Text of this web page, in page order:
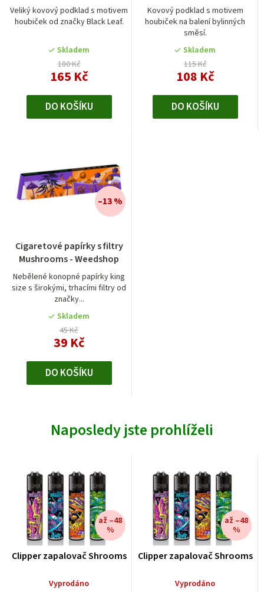
Veliký kovový podklad s motivem
houbiček od značky Black Leaf.
je
5,0
5
hvězdiček.
Skladem
180 Kč
165 Kč
DO KOŠÍKU
Kovový podklad s motivem
houbiček na balení bylinných
směsí.
Skladem
115 Kč
108 Kč
DO KOŠÍKU
Cigaretové papírky s filtry
Mushrooms - Weedshop
Nebělené konopné papírky king
size s širokými, trhacími filtry od
značky...
Skladem
45 Kč
39 Kč
–13 %
DO KOŠÍKU
Naposledy jste prohlíželi
Clipper zapalovač Shrooms
Vyprodáno
až –48
%
Clipper zapalovač Shrooms
Vyprodáno
až –48
%